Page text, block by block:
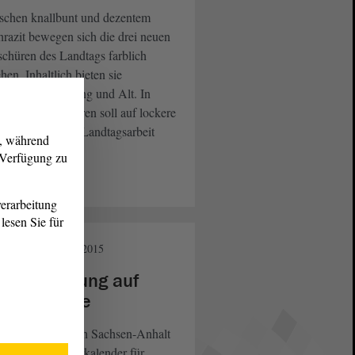
knallbunt und dezentem
bewegen sich die drei neuen
des Landtags farblich
Inhaltlich bieten sie
für Jung und Alt. In
Jugendbroschüren soll auf lockere
für die Landtagsarbeit
werden.
09. Sept. 2015
Bewertung auf
Wege
von Sachsen-Anhalt
während
zu
Sie für